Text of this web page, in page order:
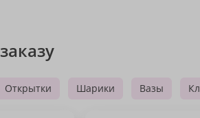
Открытки Шарики Вазы